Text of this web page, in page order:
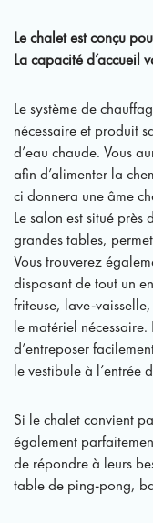
Le chalet est conçu
La capacité d’accueil
Le système de
nécessaire et produit
d’eau chaude. Vous
afin d’alimenter la
ci donnera une âme
Le salon est situé
grandes tables,
Vous trouverez
disposant de tout un
friteuse, lave-
le matériel
d’entreposer
le vestibule à l’entrée
Si le chalet convient
également
de répondre à leurs
table de ping-pong,